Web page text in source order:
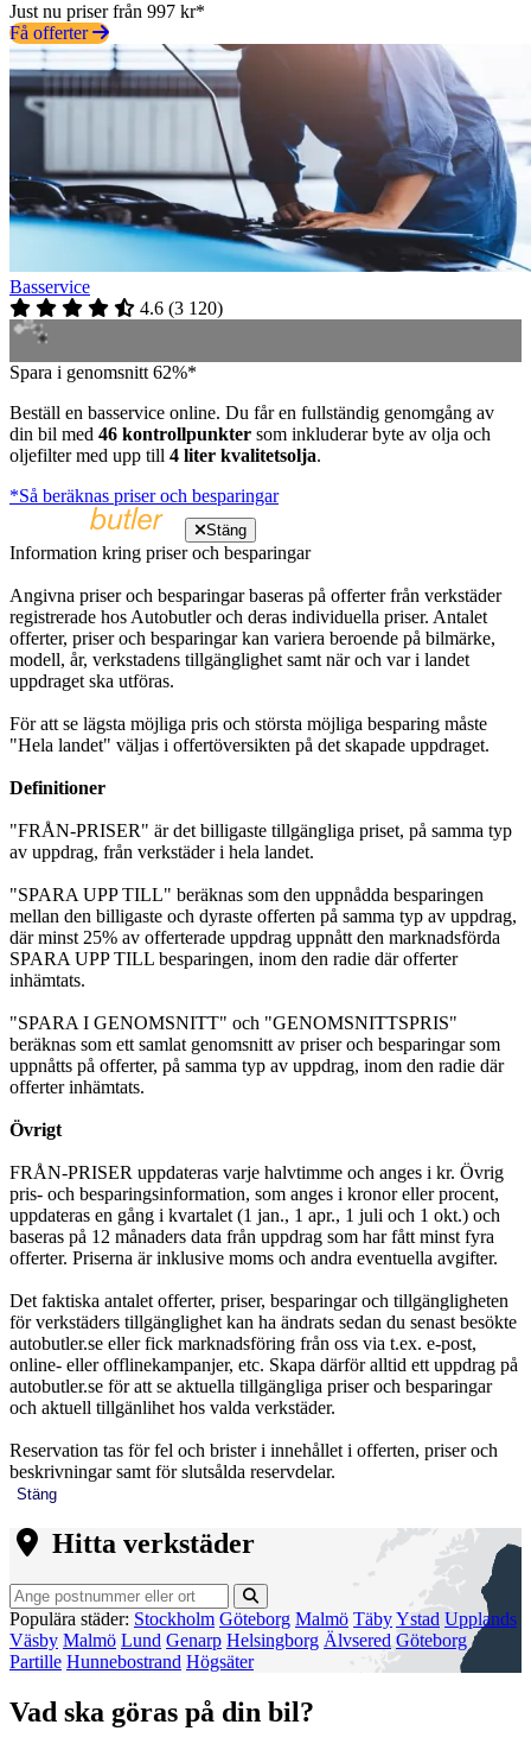
Just nu priser från 997 kr*
Få offerter
Basservice
4.6 (3 120)
Spara i genomsnitt 62%*
Beställ en basservice online. Du får en fullständig genomgång av
din bil med 46 kontrollpunkter som inkluderar byte av olja och
oljefilter med upp till 4 liter kvalitetsolja.
*Så beräknas priser och besparingar
Stäng
Information kring priser och besparingar
Angivna priser och besparingar baseras på offerter från verkstäder
registrerade hos Autobutler och deras individuella priser. Antalet
offerter, priser och besparingar kan variera beroende på bilmärke,
modell, år, verkstadens tillgänglighet samt när och var i landet
uppdraget ska utföras.
För att se lägsta möjliga pris och största möjliga besparing måste
"Hela landet" väljas i offertöversikten på det skapade uppdraget.
Definitioner
"FRÅN-PRISER" är det billigaste tillgängliga priset, på samma typ
av uppdrag, från verkstäder i hela landet.
"SPARA UPP TILL" beräknas som den uppnådda besparingen
mellan den billigaste och dyraste offerten på samma typ av uppdrag,
där minst 25% av offerterade uppdrag uppnått den marknadsförda
SPARA UPP TILL besparingen, inom den radie där offerter
inhämtats.
"SPARA I GENOMSNITT" och "GENOMSNITTSPRIS"
beräknas som ett samlat genomsnitt av priser och besparingar som
uppnåtts på offerter, på samma typ av uppdrag, inom den radie där
offerter inhämtats.
Övrigt
FRÅN-PRISER uppdateras varje halvtimme och anges i kr. Övrig
pris- och besparingsinformation, som anges i kronor eller procent,
uppdateras en gång i kvartalet (1 jan., 1 apr., 1 juli och 1 okt.) och
baseras på 12 månaders data från uppdrag som har fått minst fyra
offerter. Priserna är inklusive moms och andra eventuella avgifter.
Det faktiska antalet offerter, priser, besparingar och tillgängligheten
för verkstäders tillgänglighet kan ha ändrats sedan du senast besökte
autobutler.se eller fick marknadsföring från oss via t.ex. e-post,
online- eller offlinekampanjer, etc. Skapa därför alltid ett uppdrag på
autobutler.se för att se aktuella tillgängliga priser och besparingar
och aktuell tillgänlihet hos valda verkstäder.
Reservation tas för fel och brister i innehållet i offerten, priser och
beskrivningar samt för slutsålda reservdelar.
Stäng
Hitta verkstäder
Populära städer: Stockholm Göteborg Malmö TäbyYstad Upplands
Väsby Malmö Lund Genarp Helsingborg Älvsered Göteborg
Partille Hunnebostrand Högsäter
Vad ska göras på din bil?